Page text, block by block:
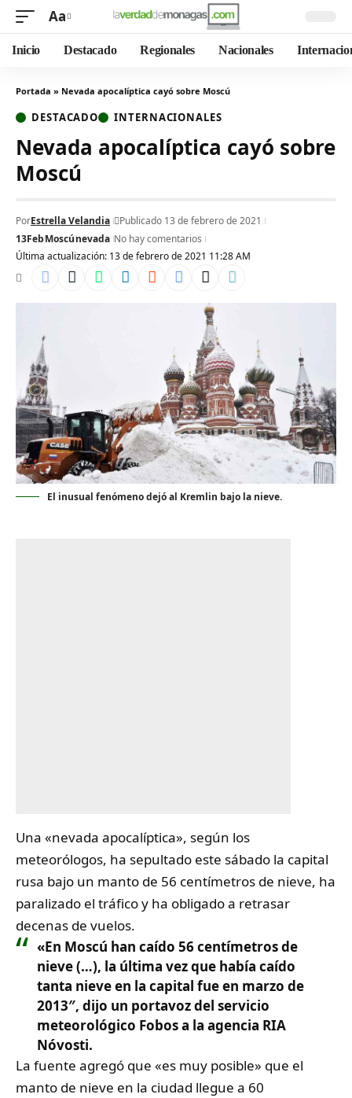
Aa
Inicio Destacado Regionales Nacionales
Portada » Nevada apocalíptica cayó sobre Moscú
DESTACADO INTERNACIONALES
Nevada apocalíptica cayó sobre
Moscú
Última actualización: 13 de febrero de 2021 11:28 AM
PorEstrella Velandia
Publicado 13 de febrero de 2021
13FebMoscúnevada No hay comentarios
El inusual fenómeno dejó al Kremlin bajo la nieve.
Una «nevada apocalíptica», según los
meteorólogos, ha sepultado este sábado la capital
rusa bajo un manto de 56 centímetros de nieve, ha
paralizado el tráfico y ha obligado a retrasar
decenas de vuelos.
«En Moscú han caído 56 centímetros de
nieve(…), la última vez que había caído
tanta nieve en la capital fue en marzo de
2013″, dijo un portavoz del servicio
meteorológico Fobos a la agencia RIA
Nóvosti.
La fuente agregó que «es muy posible» que el
manto de nieve en la ciudad llegue a 60